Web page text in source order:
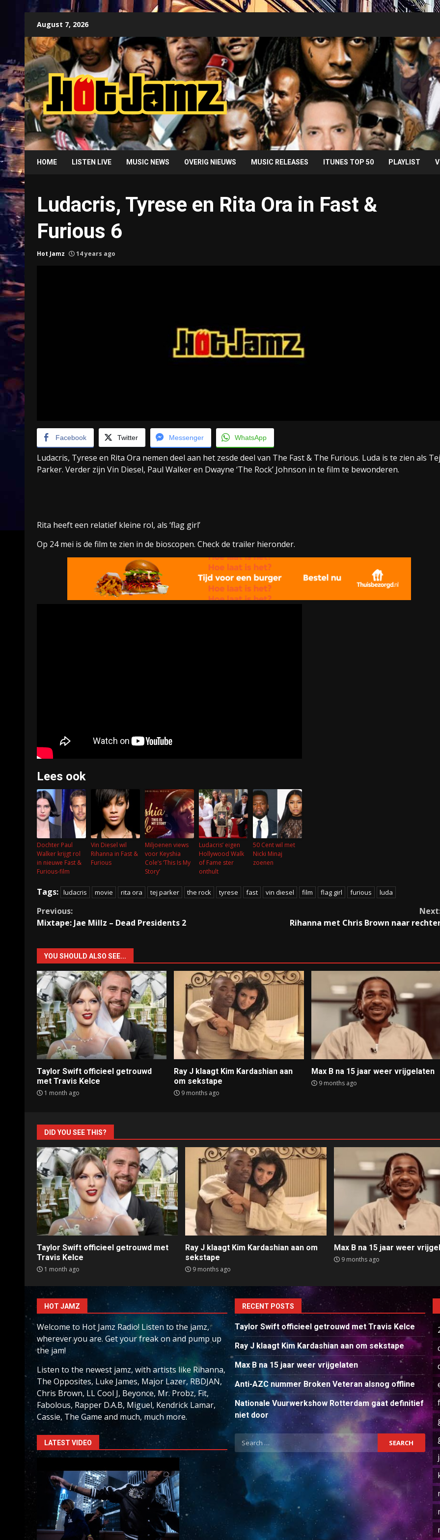
content
August 7, 2026
HOME LISTEN LIVE MUSIC NEWS OVERIG NIEUWS MUSIC RELEASES ITUNES TOP 50 PLAYLIST
Ludacris, Tyrese en Rita Ora in Fast &
Furious 6
Hot Jamz 14 years ago
Facebook Twitter Messenger WhatsApp
Ludacris, Tyrese en Rita Ora nemen deel aan het zesde deel van The Fast & The Furious. Luda is te zien als Tej
Parker. Verder zijn Vin Diesel, Paul Walker en Dwayne ‘The Rock’ Johnson in te film te bewonderen.
Rita heeft een relatief kleine rol, als ‘flag girl’
Op 24 mei is de film te zien in de bioscopen. Check de trailer hieronder.
Lees ook
Dochter Paul
Walker krijgt rol
in nieuwe Fast &
Furious-film
Vin Diesel wil
Rihanna in Fast &
Furious
Miljoenen views
voor Keyshia
Cole’s ‘This Is My
Story’
Ludacris’ eigen
Hollywood Walk
of Fame ster
onthult
50 Cent wil met
Nicki Minaj
zoenen
Tags: ludacris movie rita ora tej parker the rock tyrese fast vin diesel film flag girl furious luda
Continue
Reading
Previous:
Mixtape: Jae Millz – Dead Presidents 2
Rihanna met Chris Brown naar
YOU SHOULD ALSO SEE...
Taylor Swift officieel getrouwd
met Travis Kelce
1 month ago
Ray J klaagt Kim Kardashian aan
om sekstape
9 months ago
Max B na 15 jaar weer vrijgelaten
9 months ago
DID YOU SEE THIS?
Taylor Swift officieel getrouwd met
Travis Kelce
1 month ago
Ray J klaagt Kim Kardashian aan om
sekstape
9 months ago
Max B na 15 jaar weer
9 months ago
HOT JAMZ
Welcome to Hot Jamz Radio! Listen to the jamz,
wherever you are. Get your freak on and pump up
the jam!
Listen to the newest jamz, with artists like Rihanna,
The Opposites, Luke James, Major Lazer, RBDJAN,
Chris Brown, LL Cool J, Beyonce, Mr. Probz, Fit,
Fabolous, Rapper D.A.B, Miguel, Kendrick Lamar,
Cassie, The Game and much, much more.
LATEST VIDEO
RECENT POSTS
Taylor Swift officieel getrouwd met Travis Kelce
Ray J klaagt Kim Kardashian aan om sekstape
Max B na 15 jaar weer vrijgelaten
Anti-AZC nummer Broken Veteran alsnog offline
Nationale Vuurwerkshow Rotterdam gaat definitief
niet door
Search
for: